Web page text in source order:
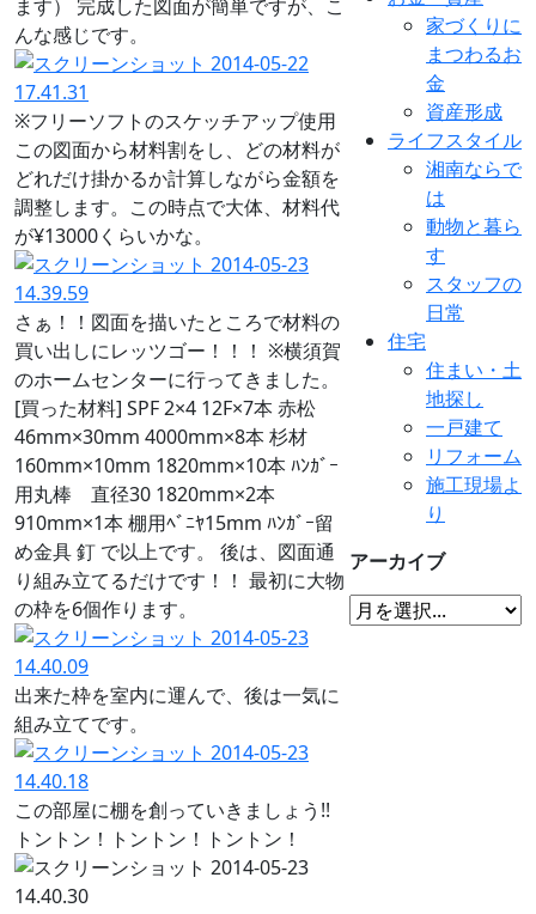
ます） 完成した図面が簡単ですが、こ
んな感じです。
※フリーソフトのスケッチアップ使用
この図面から材料割をし、どの材料が
どれだけ掛かるか計算しながら金額を
調整します。この時点で大体、材料代
が¥13000くらいかな。
さぁ！！図面を描いたところで材料の
買い出しにレッツゴー！！！ ※横須賀
のホームセンターに行ってきました。
[買った材料] SPF 2×4 12F×7本 赤松
46mm×30mm 4000mm×8本 杉材
160mm×10mm 1820mm×10本 ﾊﾝｶﾞｰ
用丸棒 直径30 1820mm×2本
910mm×1本 棚用ﾍﾞﾆﾔ15mm ﾊﾝｶﾞｰ留
め金具 釘 で以上です。 後は、図面通
り組み立てるだけです！！ 最初に大物
の枠を6個作ります。
出来た枠を室内に運んで、後は一気に
組み立てです。
この部屋に棚を創っていきましょう!!
トントン！トントン！トントン！
家づくりに
まつわるお
金
資産形成
ライフスタイル
湘南ならで
は
動物と暮ら
す
スタッフの
日常
住宅
住まい・土
地探し
一戸建て
リフォーム
施工現場よ
り
アーカイブ